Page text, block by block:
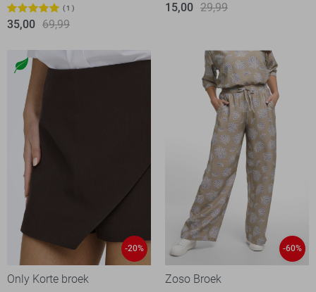
1
35,00 69,99
15,00 29,99
-20%
Only Korte broek
-60%
Zoso Broek